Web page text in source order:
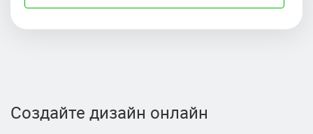
Создайте дизайн онлайн